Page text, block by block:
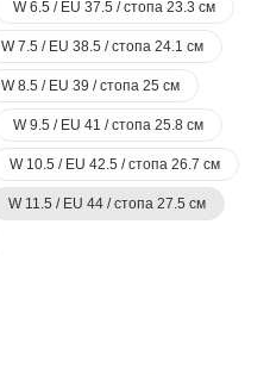
W 6.5 / EU 37.5 / стопа 23.3 см
W 7.5 / EU 38.5 / стопа 24.1 см
W 8.5 / EU 39 / стопа 25 см
W 9.5 / EU 41 / стопа 25.8 см
W 10.5 / EU 42.5 / стопа 26.7 см
W 11.5 / EU 44 / стопа 27.5 см